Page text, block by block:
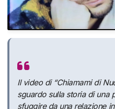
Il video di “Chiamami di
sguardo sulla storia di una
sfuggire da una relazione